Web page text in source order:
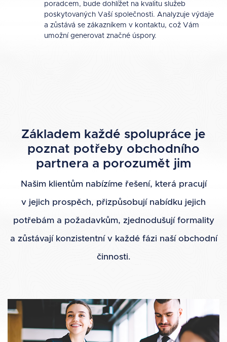
poradcem, bude dohlížet na kvalitu služeb
poskytovaných Vaší společnosti. Analyzuje výdaje
a zůstává se zákazníkem v kontaktu, což Vám
umožní generovat značné úspory.
Základem každé spolupráce je
poznat potřeby obchodního
partnera a porozumět jim
Našim klientům nabízíme řešení, která pracují
v jejich prospěch, přizpůsobují nabídku jejich
potřebám a požadavkům, zjednodušují formality
a zůstávají konzistentní v každé fázi naší obchodní
činnosti.